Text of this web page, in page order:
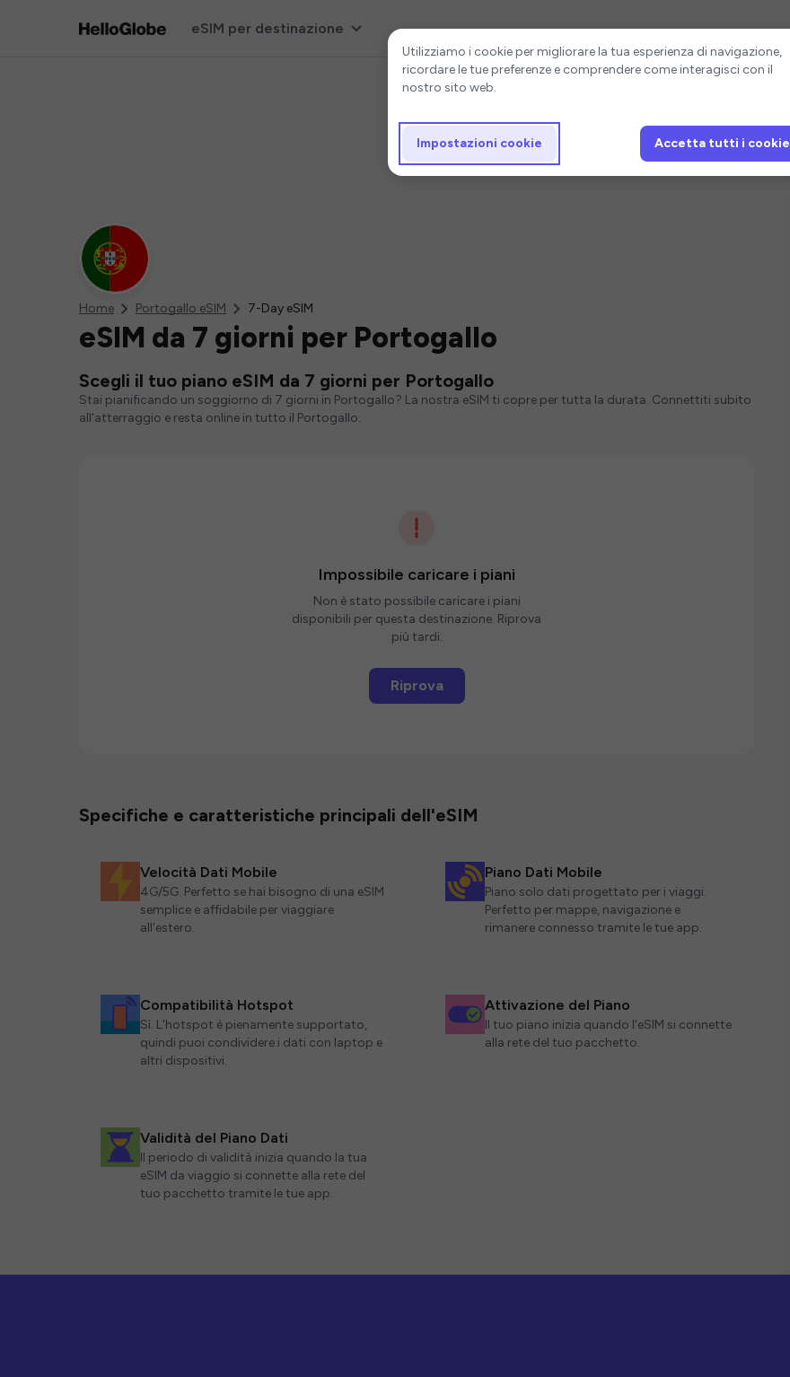
eSIM per destinazione
Home Portogallo eSIM 7-Day eSIM
eSIM da 7 giorni per Portogallo
Scegli il tuo piano eSIM da 7 giorni per Portogallo
Stai pianificando un soggiorno di 7 giorni in Portogallo? La nostra eSIM ti copre per tutta la durata. Connettiti subito
all'atterraggio e resta online in tutto il Portogallo.
Impossibile caricare i piani
Non è stato possibile caricare i piani
disponibili per questa destinazione. Riprova
più tardi.
Riprova
Specifiche e caratteristiche principali dell'eSIM
Velocità Dati Mobile
4G/5G. Perfetto se hai bisogno di una eSIM
semplice e affidabile per viaggiare
all'estero.
Piano Dati Mobile
Piano solo dati progettato per i viaggi.
Perfetto per mappe, navigazione e
rimanere connesso tramite le tue app.
Compatibilità Hotspot
Sì. L'hotspot è pienamente supportato,
quindi puoi condividere i dati con laptop e
altri dispositivi.
Attivazione del Piano
Il tuo piano inizia quando l'eSIM si connette
alla rete del tuo pacchetto.
Validità del Piano Dati
Il periodo di validità inizia quando la tua
eSIM da viaggio si connette alla rete del
tuo pacchetto tramite le tue app.
Impostazioni cookie
Utilizziamo i cookie per migliorare la tua esperienza di navigazione,
ricordare le tue preferenze e comprendere come interagisci con il
nostro sito web.
Impostazioni cookie Accetta tutti i cookie